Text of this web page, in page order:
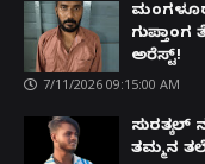
ಅರೆಸ್ಟ್!
7/11/2026 09:15:00 AM
ಸುರತ್ಕಲ್
ತಮ್ಮನ